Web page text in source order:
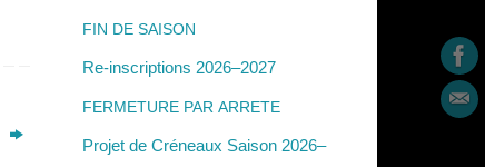
FIN DE SAISON
Re-inscriptions 2026–2027
FERMETURE PAR ARRETE
Projet de Créneaux Saison 2026–